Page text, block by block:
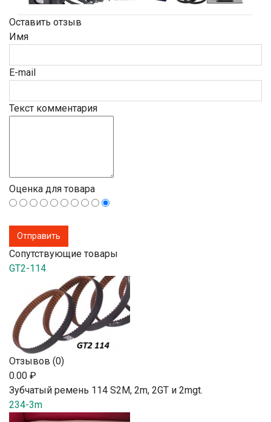
Оставить отзыв
Имя
E-mail
Текст комментария
Оценка для товара
Сопутствующие товары
GT2-114
Отзывов (0)
0.00 ₽
Зубчатый ремень 114 S2М, 2m, 2GT и 2mgt.
234-3m